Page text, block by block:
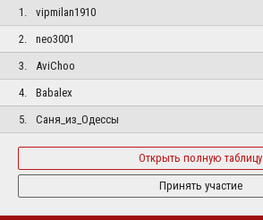
1.
vipmilan1910
2.
neo3001
3.
AviChoo
4.
Babalex
5.
Саня_из_Одессы
Открыть полную таблицу
Принять участие